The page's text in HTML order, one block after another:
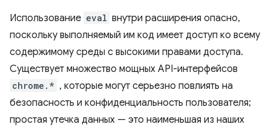
Использование eval внутри расширения опасно,
поскольку выполняемый им код имеет доступ ко всему
содержимому среды с высокими правами доступа.
Существует множество мощных API-интерфейсов
chrome.* , которые могут серьезно повлиять на
безопасность и конфиденциальность пользователя;
простая утечка данных — это наименьшая из наших